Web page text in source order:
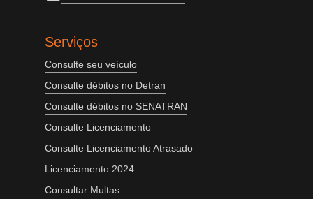
Serviços
Consulte seu veículo
Consulte débitos no Detran
Consulte débitos no SENATRAN
Consulte Licenciamento
Consulte Licenciamento Atrasado
Licenciamento 2024
Consultar Multas